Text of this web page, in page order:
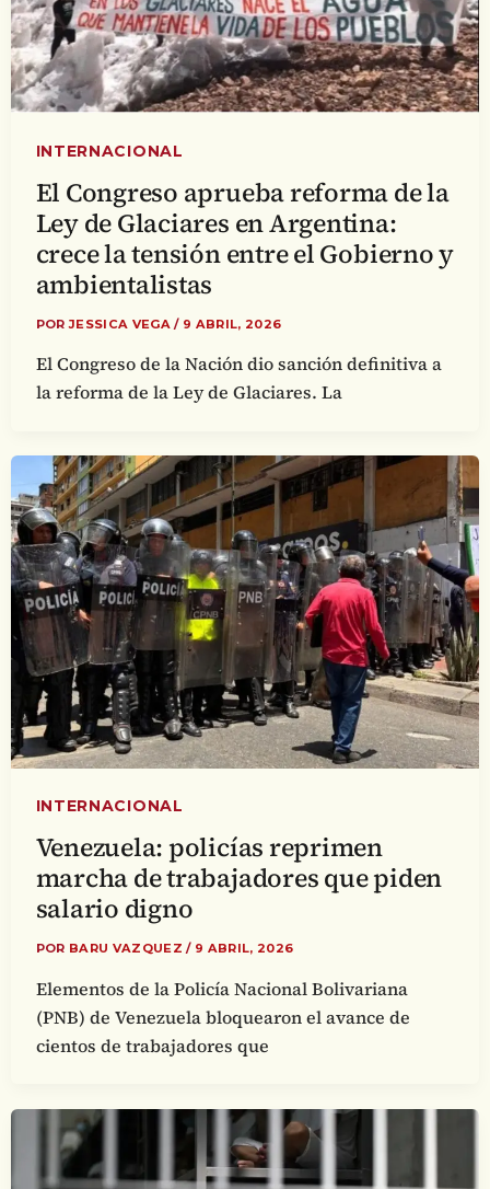
INTERNACIONAL
El Congreso aprueba reforma de la
Ley de Glaciares en Argentina:
crece la tensión entre el Gobierno y
ambientalistas
PORJESSICA VEGA/ 9 ABRIL, 2026
El Congreso de la Nación dio sanción definitiva a
la reforma de la Ley de Glaciares. La
INTERNACIONAL
Venezuela: policías reprimen
marcha de trabajadores que piden
salario digno
POR BARU VAZQUEZ/ 9 ABRIL, 2026
Elementos de la Policía Nacional Bolivariana
(PNB) de Venezuela bloquearon el avance de
cientos de trabajadores que